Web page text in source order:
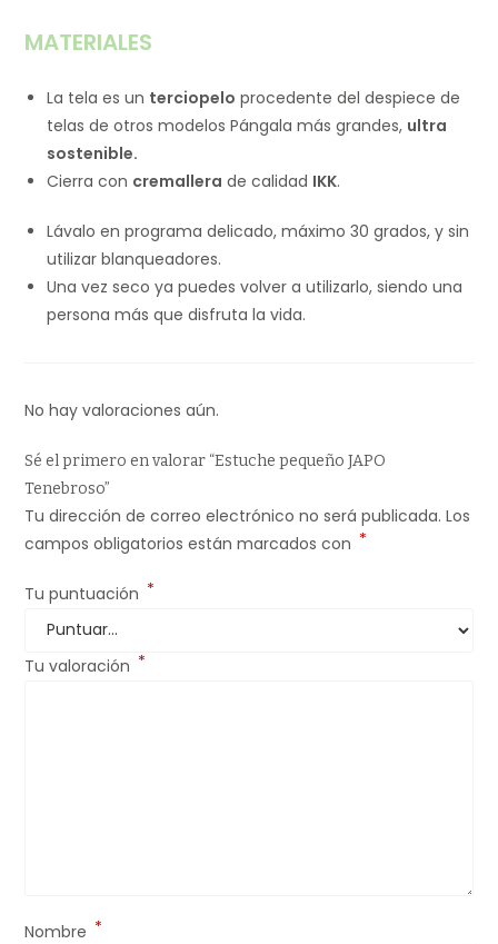
MATERIALES
La tela es un terciopelo procedente del despiece de
telas de otros modelos Pángala más grandes, ultra
sostenible.
Cierra con cremallera de calidad IKK.
Lávalo en programa delicado, máximo 30 grados, y sin
utilizar blanqueadores.
Una vez seco ya puedes volver a utilizarlo, siendo una
persona más que disfruta la vida.
No hay valoraciones aún.
Sé el primero en valorar “Estuche pequeño JAPO
Tenebroso”
Tu dirección de correo electrónico no será publicada. Los
campos obligatorios están marcados con *
Tu puntuación *
Tu valoración *
Nombre *